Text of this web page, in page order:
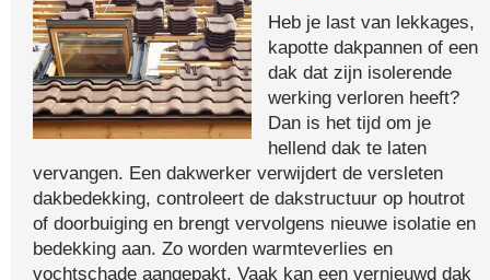
Heb je last van lekkages,
kapotte dakpannen of een
dak dat zijn isolerende
werking verloren heeft?
Dan is het tijd om je
hellend dak te laten
vervangen. Een dakwerker verwijdert de versleten
dakbedekking, controleert de dakstructuur op houtrot
of doorbuiging en brengt vervolgens nieuwe isolatie en
bedekking aan. Zo worden warmteverlies en
vochtschade aangepakt. Vaak kan een vernieuwd dak